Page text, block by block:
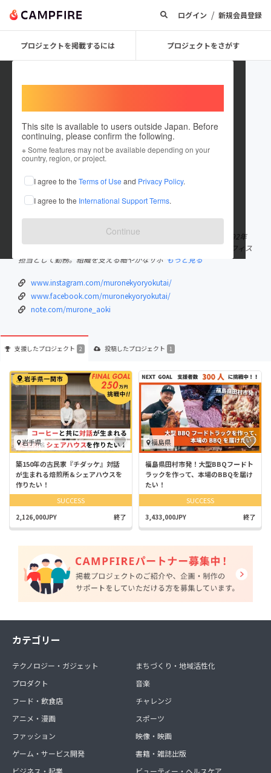
ログイン / 新規会員登録
プロジェクトを掲載するには プロジェクトをさがす
This site is available to users outside Japan. Before
continuing, please confirm the following.
※ Some features may not be available depending on your
country, region, or project.
I agree to the Terms of Use and Privacy Policy.
I agree to the International Support Terms.
Continue
青木 拓也
これまでに2回支援して1件のプロジェクトを投稿しています
在住国：日本 現在地：岩手県
出身国：日本 出身地：岩手県
上級バーベキューインストラクター / 一関市地域おこし協力隊 1992年
生まれ、岩手県一関市出身。 仙台市の自動車販売店にてバックオフィス
担当として勤務。組織を支える細やかなサポ もっと見る
www.instagram.com/muronekyoryokutai/
www.facebook.com/muronekyoryokutai/
note.com/murone_aoki
支援したプロジェクト 2 投稿したプロジェクト 1
岩手県
築150年の古民家『チダッケ』対話
が生まれる焙煎所＆シェアハウスを
作りたい！
SUCCESS
2,126,000JPY 終了
福島県
福島県田村市発！大型BBQフードト
ラックを作って、本場のBBQを届け
たい！
SUCCESS
3,433,000JPY 終了
カテゴリー
テクノロジー・ガジェット
プロダクト
フード・飲食店
アニメ・漫画
ファッション
ゲーム・サービス開発
ビジネス・起業
まちづくり・地域活性化
音楽
チャレンジ
スポーツ
映像・映画
書籍・雑誌出版
ビューティー・ヘルスケア